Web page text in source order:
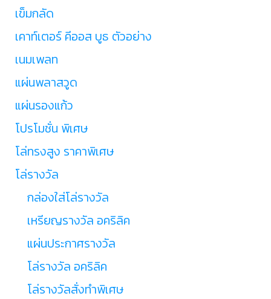
เข็มกลัด
เคาท์เตอร์ คีออส บูธ ตัวอย่าง
เนมเพลท
แผ่นพลาสวูด
แผ่นรองแก้ว
โปรโมชั่น พิเศษ
โล่ทรงสูง ราคาพิเศษ
โล่รางวัล
กล่องใส่โล่รางวัล
เหรียญรางวัล อคริลิค
แผ่นประกาศรางวัล
โล่รางวัล อคริลิค
โล่รางวัลสั่งทำพิเศษ